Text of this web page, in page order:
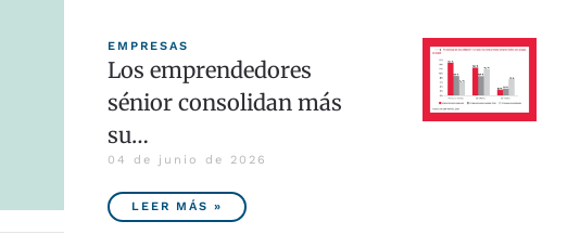
EMPRESAS
Los emprendedores
sénior consolidan más
su…
04 de junio de 2026
LEER MÁS »